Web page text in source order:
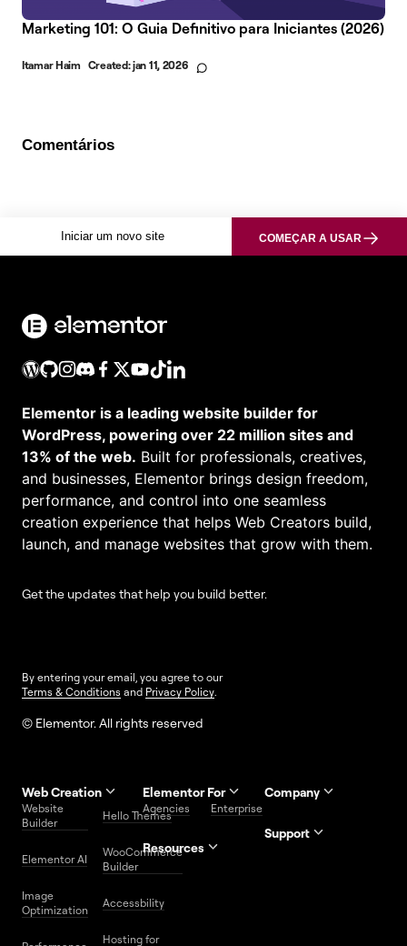
Marketing 101: O Guia Definitivo para Iniciantes (2026)
Itamar Haim Created:jan 11, 2026
Comentários
Iniciar um novo site COMEÇAR A USAR
Elementor is a leading website builder for
WordPress, powering over 22 million sites and
13% of the web. Built for professionals, creatives,
and businesses, Elementor brings design freedom,
performance, and control into one seamless
creation experience that helps Web Creators build,
launch, and manage websites that grow with them.
Get the updates that help you build better.
By entering your email, you agree to our
Terms & Conditions and Privacy Policy.
© Elementor. All rights reserved
Web Creation
Website
Builder
Hello Themes
Elementor AI
WooCommerce
Builder
Image
Optimization
Accessbility
Hosting for
Elementor For
Agencies Enterprise
Resources
Website
Free
Company
Support